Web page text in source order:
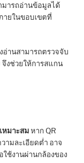
มารถอ่านข้อมูลได้
ายในขอบเขตที่
อ่านสามารถตรวจจับ
งช่วยให้การสแกน
หมาะสม หาก QR
ามละเอียดต่ำ อาจ
ใช้งานผ่านกล้องของ